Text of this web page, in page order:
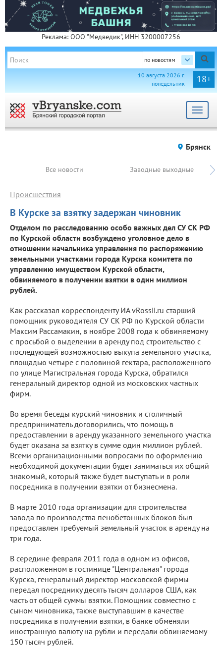
Реклама: ООО "Медведик", ИНН 3200007256
по новостям
18+
10 августа 2026 г.
понедельник
Toggle
Брянск
Все новости Заводные выходные
В Курске за взятку задержан чиновник
Происшествия
Отделом по расследованию особо важных дел СУ СК РФ
по Курской области возбуждено уголовное дело в
отношении начальника управления по распоряжению
земельными участками города Курска комитета по
управлению имуществом Курской области,
обвиняемого в получении взятки в один миллион
рублей.
Как рассказал корреспонденту ИА vRossii.ru старший
помощник руководителя СУ СК РФ по Курской области
Максим Рассамакин, в ноябре 2008 года к обвиняемому
с просьбой о выделении в аренду под строительство с
последующей возможностью выкупа земельного участка,
площадью четыре с половиной гектара, расположенного
по улице Магистральная города Курска, обратился
генеральный директор одной из московских частных
фирм.
Во время беседы курский чиновник и столичный
предприниматель договорились, что помощь в
предоставлении в аренду указанного земельного участка
будет оказана за взятку в сумме один миллион рублей.
Всеми организационными вопросами по оформлению
необходимой документации будет заниматься их общий
знакомый, который также будет выступать и в роли
посредника в получении взятки от бизнесмена.
В марте 2010 года организации для строительства
завода по производства пенобетонных блоков был
предоставлен требуемый земельный участок в аренду на
три года.
В середине февраля 2011 года в одном из офисов,
расположенном в гостинице "Центральная" города
Курска, генеральный директор московской фирмы
передал посреднику десять тысяч долларов США, как
часть от общей суммы взятки. Помощник совместно с
сыном чиновника, также выступавшим в качестве
посредника в получении взятки, в банке обменяли
иностранную валюту на рубли и передали обвиняемому
150 тысяч рублей.